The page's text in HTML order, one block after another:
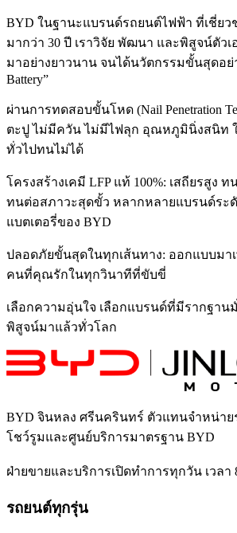
BYD ในฐานะแบรนด์รถยนต์ไฟฟ้า ที่เชี่ย
มากว่า 30 ปี เราวิจัย พัฒนา และพิสูจน์ตัว
มาอย่างยาวนาน จนได้นวัตกรรมขั้นสุดอย่า
Battery”
ผ่านการทดสอบขั้นโหด (Nail Penetration
ตะปู ไม่มีควัน ไม่มีไฟลุก อุณหภูมินิ่งสนิท
ทั่วไปทนไม่ได้
โครงสร้างเคมี LFP แท้ 100%: เสถียรสูง
ทนต่อสภาวะสุดขั้ว หลากหลายแบรนด์ระ
แบตเตอรี่ของ BYD
ปลอดภัยขั้นสุดในทุกเส้นทาง: ออกแบบมา
คนที่คุณรักในทุกวินาทีที่ขับขี่
เลือกความอุ่นใจ เลือกแบรนด์ที่มีรากฐาน
พิสูจน์มาแล้วทั่วโลก
BYD จินหลง ศรีนครินทร์ ตัวแทนจำหน่าย
โชว์รูมและศูนย์บริการมาตรฐาน BYD
ฝ่ายขายและบริการเปิดทำการทุกวัน เวลา
รถยนต์ทุกรุ่น